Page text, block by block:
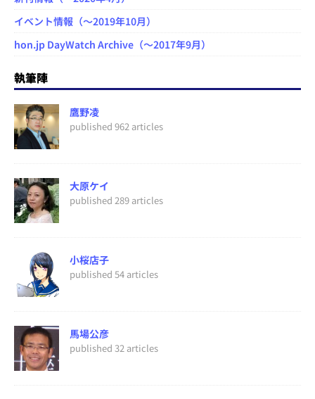
イベント情報（～2019年10月）
hon.jp DayWatch Archive（～2017年9月）
執筆陣
鷹野凌
published 962 articles
大原ケイ
published 289 articles
小桜店子
published 54 articles
馬場公彦
published 32 articles